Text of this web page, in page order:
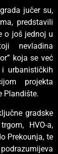
jučer su,
predstavili
o još jednoj u
nevladina
koja se već
urbanističkih
projekta
Plandište.
gradske
HVO-a,
Prekounja, te